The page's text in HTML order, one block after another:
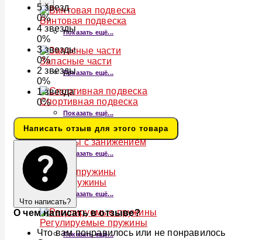
×
Винтовая подвеска
Показать ещё...
Запасные части
Показать ещё...
Спортивная подвеска
Показать ещё...
Пружины с занижением
Показать ещё...
Лифт-пружины
Показать ещё...
Регулируемые пружины
Показать ещё...
5звезд
0%
4звезды
0%
3звезды
0%
2звезды
0%
1звезда
0%
Написать отзыв для этого товара
Что написать?
О чем написать в отзыве?
Что вам понравилось или не понравилось